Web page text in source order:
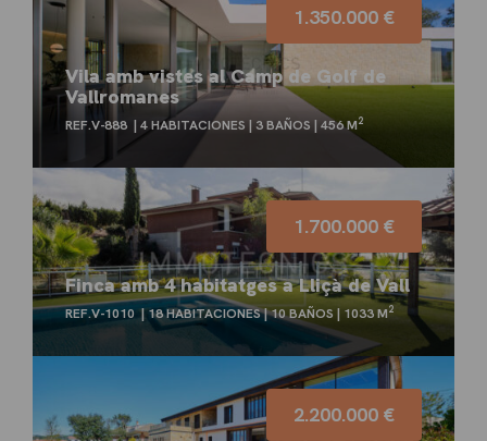
Vila amb vistes al Camp de Golf de
Vallromanes
REF.V-888 4 HABITACIONES 3 BAÑOS 456 M2
1.350.000 €
Finca amb 4 habitatges a Lliçà de Vall
REF.V-1010 18 HABITACIONES 10 BAÑOS 1033 M2
1.700.000 €
2.200.000 €